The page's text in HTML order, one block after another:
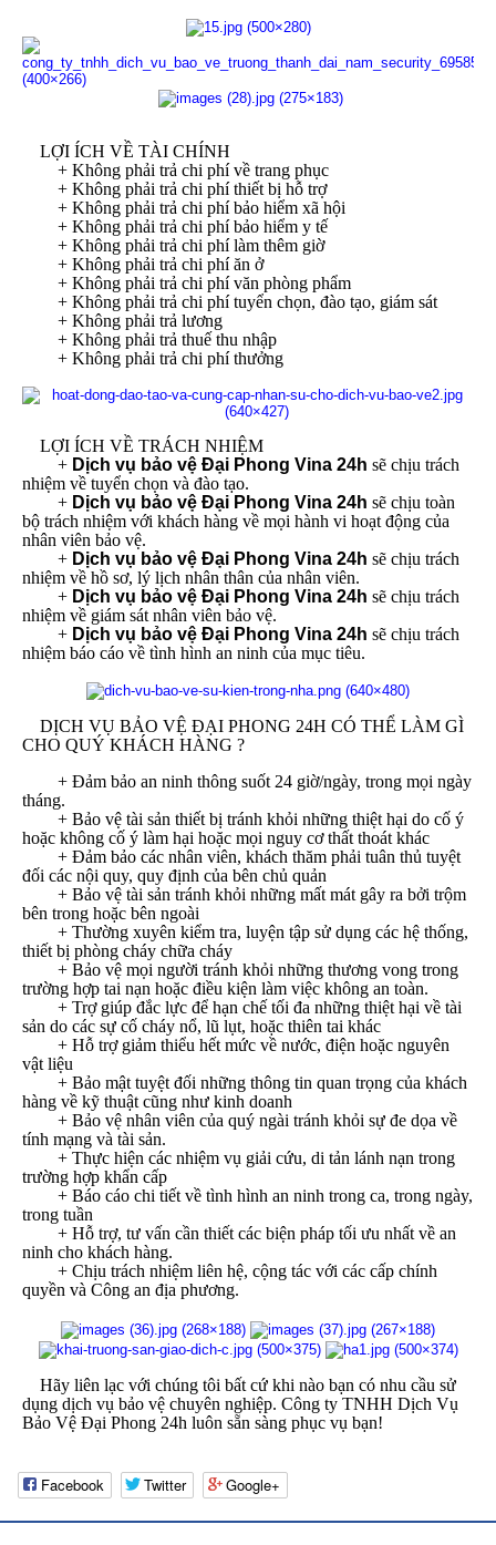
LỢI ÍCH VỀ TÀI CHÍNH
+ Không phải trả chi phí về trang phục
+ Không phải trả chi phí thiết bị hỗ trợ
+ Không phải trả chi phí bảo hiểm xã hội
+ Không phải trả chi phí bảo hiểm y tế
+ Không phải trả chi phí làm thêm giờ
+ Không phải trả chi phí ăn ở
+ Không phải trả chi phí văn phòng phẩm
+ Không phải trả chi phí tuyển chọn, đào tạo, giám sát
+ Không phải trả lương
+ Không phải trả thuế thu nhập
+ Không phải trả chi phí thưởng
LỢI ÍCH VỀ TRÁCH NHIỆM
+ Dịch vụ bảo vệ Đại Phong Vina 24h sẽ chịu trách
nhiệm về tuyển chọn và đào tạo.
+ Dịch vụ bảo vệ Đại Phong Vina 24h sẽ chịu toàn
bộ trách nhiệm với khách hàng về mọi hành vi hoạt động của
nhân viên bảo vệ.
+ Dịch vụ bảo vệ Đại Phong Vina 24h sẽ chịu trách
nhiệm về hồ sơ, lý lịch nhân thân của nhân viên.
+ Dịch vụ bảo vệ Đại Phong Vina 24h sẽ chịu trách
nhiệm về giám sát nhân viên bảo vệ.
+ Dịch vụ bảo vệ Đại Phong Vina 24h sẽ chịu trách
nhiệm báo cáo về tình hình an ninh của mục tiêu.
DỊCH VỤ BẢO VỆ ĐẠI PHONG 24H CÓ THỂ LÀM GÌ
CHO QUÝ KHÁCH HÀNG ?
+ Đảm bảo an ninh thông suốt 24 giờ/ngày, trong mọi ngày
tháng.
+ Bảo vệ tài sản thiết bị tránh khỏi những thiệt hại do cố ý
hoặc không cố ý làm hại hoặc mọi nguy cơ thất thoát khác
+ Đảm bảo các nhân viên, khách thăm phải tuân thủ tuyệt
đối các nội quy, quy định của bên chủ quản
+ Bảo vệ tài sản tránh khỏi những mất mát gây ra bởi trộm
bên trong hoặc bên ngoài
+ Thường xuyên kiểm tra, luyện tập sử dụng các hệ thống,
thiết bị phòng cháy chữa cháy
+ Bảo vệ mọi người tránh khỏi những thương vong trong
trường hợp tai nạn hoặc điều kiện làm việc không an toàn.
+ Trợ giúp đắc lực để hạn chế tối đa những thiệt hại về tài
sản do các sự cố cháy nổ, lũ lụt, hoặc thiên tai khác
+ Hỗ trợ giảm thiểu hết mức về nước, điện hoặc nguyên
vật liệu
+ Bảo mật tuyệt đối những thông tin quan trọng của khách
hàng về kỹ thuật cũng như kinh doanh
+ Bảo vệ nhân viên của quý ngài tránh khỏi sự đe dọa về
tính mạng và tài sản.
+ Thực hiện các nhiệm vụ giải cứu, di tản lánh nạn trong
trường hợp khẩn cấp
+ Báo cáo chi tiết về tình hình an ninh trong ca, trong ngày,
trong tuần
+ Hỗ trợ, tư vấn cần thiết các biện pháp tối ưu nhất về an
ninh cho khách hàng.
+ Chịu trách nhiệm liên hệ, cộng tác với các cấp chính
quyền và Công an địa phương.
Hãy liên lạc với chúng tôi bất cứ khi nào bạn có nhu cầu sử
dụng dịch vụ bảo vệ chuyên nghiệp. Công ty TNHH Dịch Vụ
Bảo Vệ Đại Phong 24h luôn sẵn sàng phục vụ bạn!
Facebook Twitter Google+